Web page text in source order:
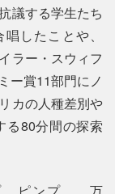
議する学生たち
したことや、
ラー・スウィフ
ー賞11部門にノ
カの人種差別や
る80分間の探索
、ピンプ……万